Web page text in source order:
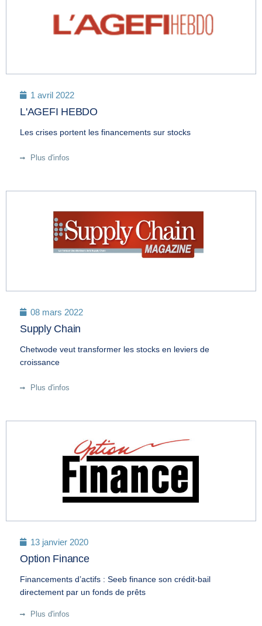
1 avril 2022
L'AGEFI HEBDO
Les crises portent les financements sur stocks
Plus d'infos
08 mars 2022
Supply Chain
Chetwode veut transformer les stocks en leviers de
croissance
Plus d'infos
13 janvier 2020
Option Finance
Financements d’actifs : Seeb finance son crédit-bail
directement par un fonds de prêts
Plus d'infos